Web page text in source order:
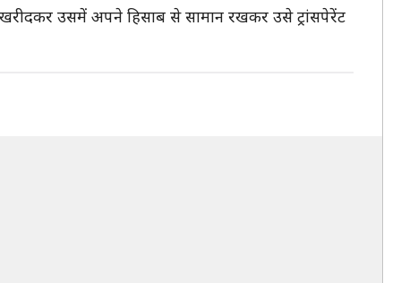
उसमें अपने हिसाब से सामान रखकर उसे ट्रांसपेरेंट